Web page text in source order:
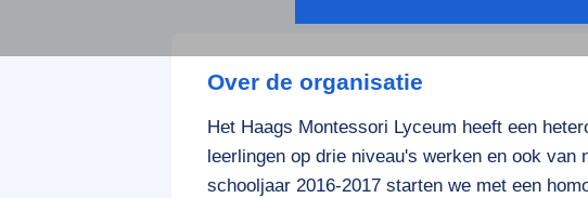
Over de organisatie
Het Haags Montessori Lyceum heeft een
leerlingen op drie niveau's werken en ook van
schooljaar 2016-2017 starten we met een